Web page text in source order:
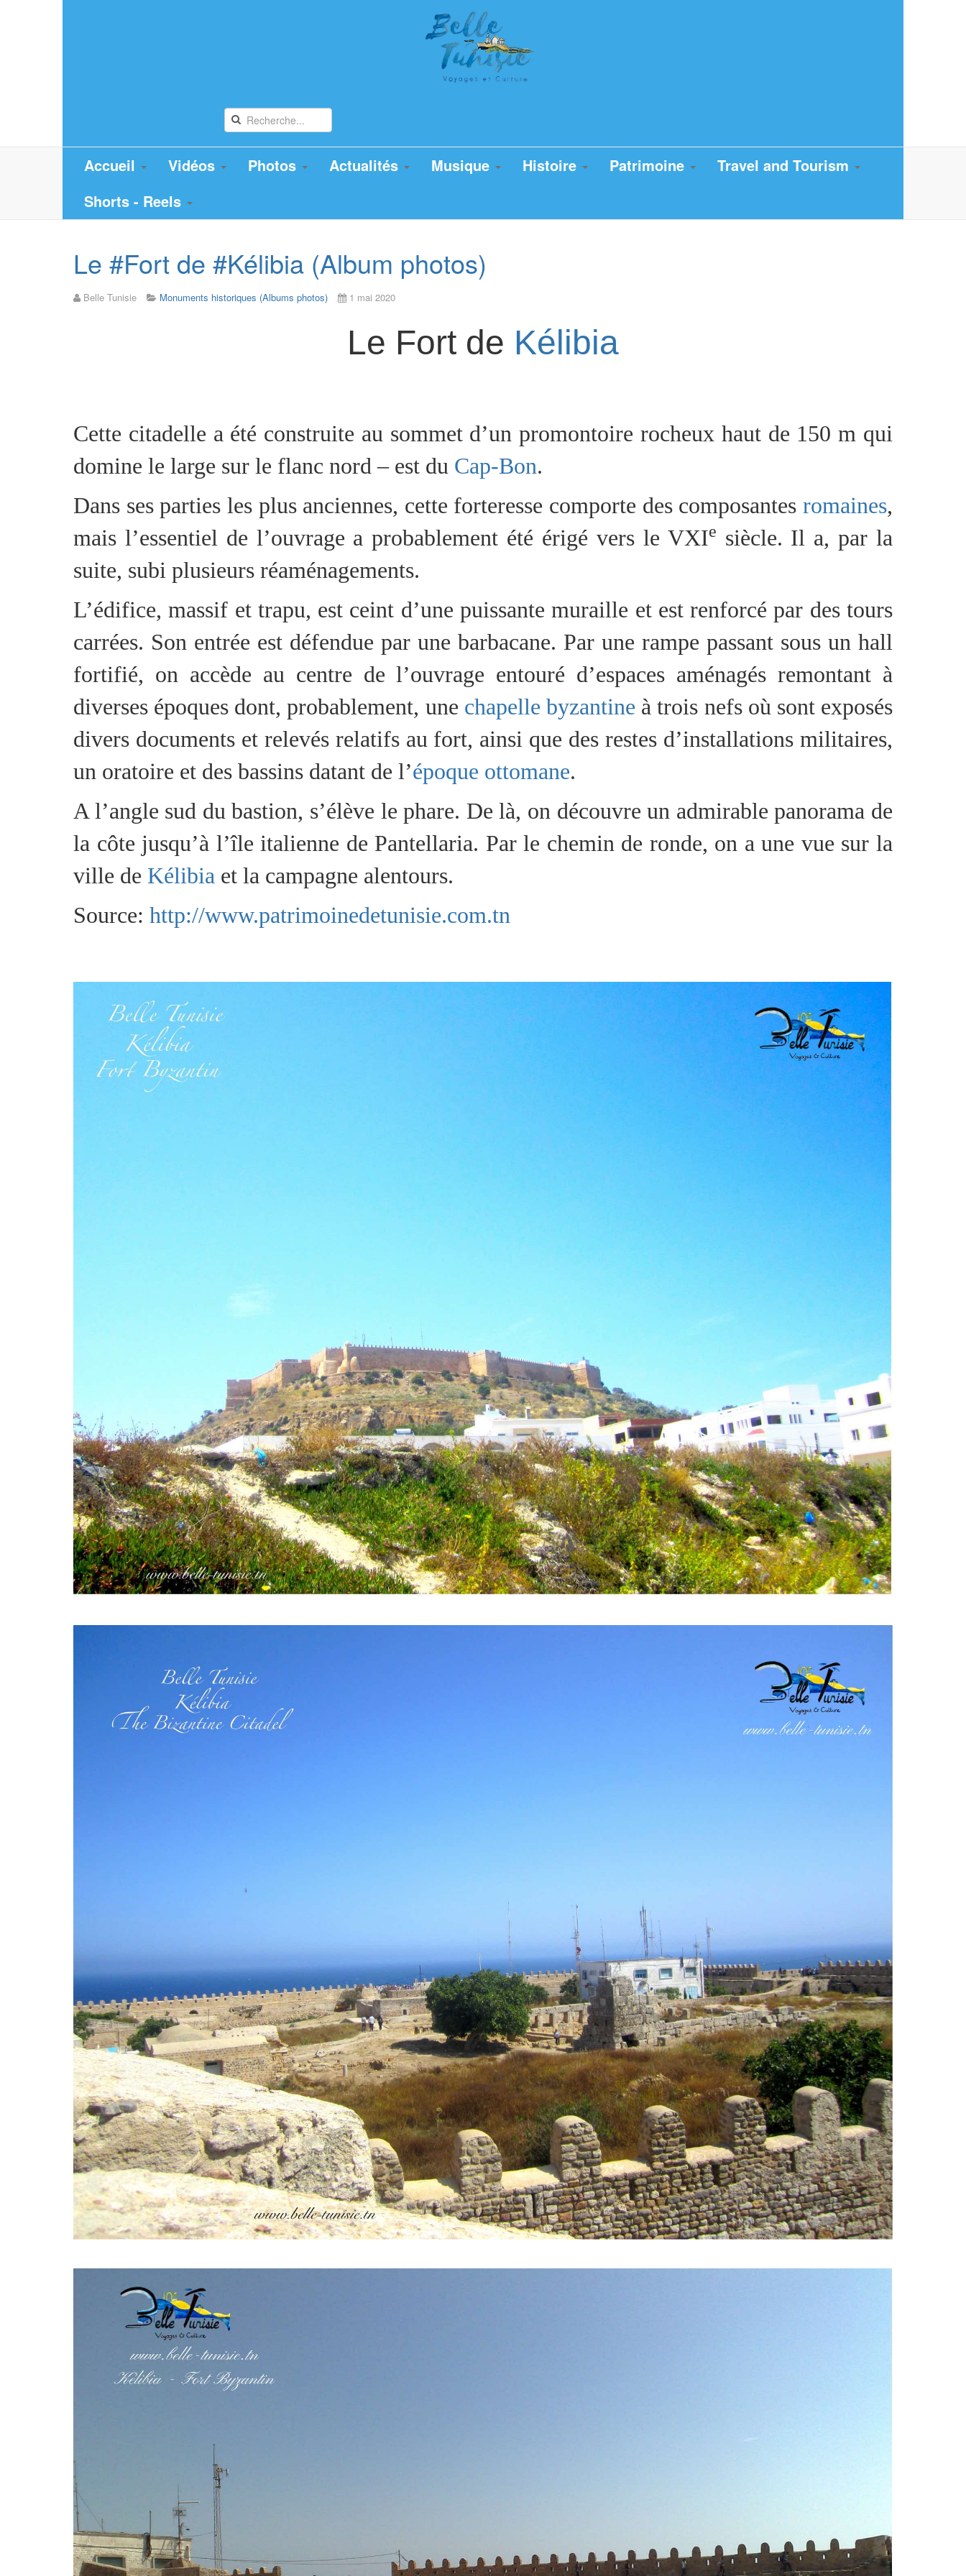
Accueil Vidéos Photos Actualités Musique Histoire Patrimoine
Travel and Tourism
Shorts - Reels
Le #Fort de #Kélibia (Album photos)
Belle Tunisie Monuments historiques (Albums photos) 1 mai 2020
Le Fort de Kélibia
Cette citadelle a été construite au sommet d’un promontoire rocheux haut de 150 m qui
domine le large sur le flanc nord – est du Cap-Bon.
Dans ses parties les plus anciennes, cette forteresse comporte des composantes romaines,
mais l’essentiel de l’ouvrage a probablement été érigé vers le VXIe siècle. Il a, par la
suite, subi plusieurs réaménagements.
L’édifice, massif et trapu, est ceint d’une puissante muraille et est renforcé par des tours
carrées. Son entrée est défendue par une barbacane. Par une rampe passant sous un hall
fortifié, on accède au centre de l’ouvrage entouré d’espaces aménagés remontant à
diverses époques dont, probablement, une chapelle byzantine à trois nefs où sont exposés
divers documents et relevés relatifs au fort, ainsi que des restes d’installations militaires,
un oratoire et des bassins datant de l’époque ottomane.
A l’angle sud du bastion, s’élève le phare. De là, on découvre un admirable panorama de
la côte jusqu’à l’île italienne de Pantellaria. Par le chemin de ronde, on a une vue sur la
ville de Kélibia et la campagne alentours.
Source: http://www.patrimoinedetunisie.com.tn